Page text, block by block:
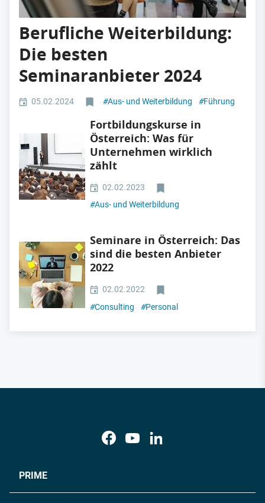
Berufliche Weiterbildung:
Die besten
Seminaranbieter 2024
05.02.2024 #Aus- und Weiterbildung #Führung
Fortbildungskurse in
Österreich: Was für
Unternehmen wirklich
zählt
02.02.2023
#Aus- und Weiterbildung
Seminare in Österreich: Das
sind die besten Anbieter
2022
02.02.2022
#Consulting #Personal
PRIME